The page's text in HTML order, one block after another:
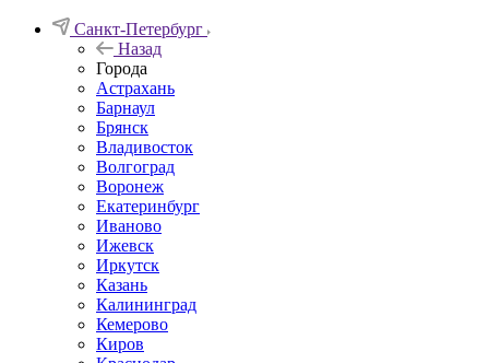
Санкт-Петербург
Назад
Города
Астрахань
Барнаул
Брянск
Владивосток
Волгоград
Воронеж
Екатеринбург
Иваново
Ижевск
Иркутск
Казань
Калининград
Кемерово
Киров